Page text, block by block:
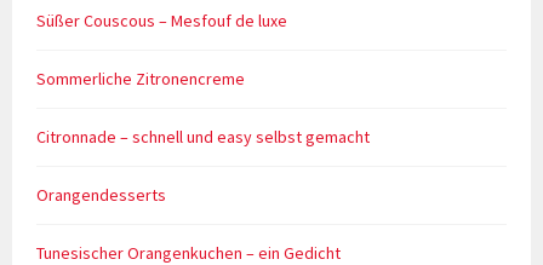
Süßer Couscous – Mesfouf de luxe
Sommerliche Zitronencreme
Citronnade – schnell und easy selbst gemacht
Orangendesserts
Tunesischer Orangenkuchen – ein Gedicht